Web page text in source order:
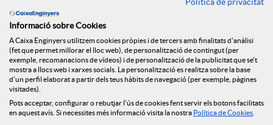
c
a
c
n
n
o
Social Room
Seguretat Online
Informació sobre Cookies
A Caixa Enginyers utilitzem cookies pròpies i de tercers amb finalitats d'anàlisi
(fet que permet millorar el lloc web), de personalització de contingut (per
exemple, recomanacions de vídeos) i de personalització de la publicitat que se't
mostra a llocs web i xarxes socials. La personalització es realitza sobre la base
d'un perfil elaborat a partir dels teus hàbits de navegació (per exemple, pàgines
visitades).
Pots acceptar, configurar o rebutjar l'ús de cookies fent servir els botons facilitats
en aquest avís. Si necessites més informació visita la nostra Política de Cookies